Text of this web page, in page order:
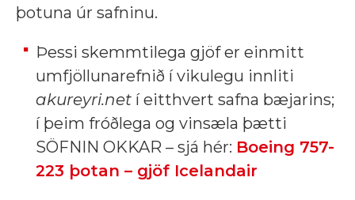
þotuna úr safninu.
Þessi skemmtilega gjöf er einmitt
umfjöllunarefnið í vikulegu innliti
akureyri.net í eitthvert safna bæjarins;
í þeim fróðlega og vinsæla þætti
SÖFNIN OKKAR – sjá hér: Boeing 757-
223 þotan – gjöf Icelandair